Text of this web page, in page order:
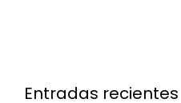
Entradas recientes